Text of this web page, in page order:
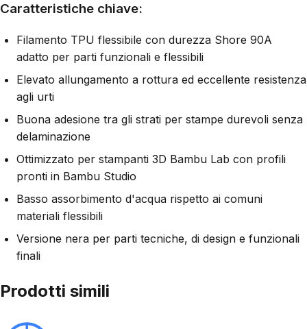
Caratteristiche chiave:
Filamento TPU flessibile con durezza Shore 90A
adatto per parti funzionali e flessibili
Elevato allungamento a rottura ed eccellente resistenza
agli urti
Buona adesione tra gli strati per stampe durevoli senza
delaminazione
Ottimizzato per stampanti 3D Bambu Lab con profili
pronti in Bambu Studio
Basso assorbimento d'acqua rispetto ai comuni
materiali flessibili
Versione nera per parti tecniche, di design e funzionali
finali
Prodotti simili